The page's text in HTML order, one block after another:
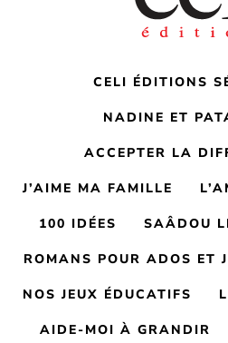
CELI ÉDITIONS
NADINE ET
ACCEPTER LA
J’AIME MA FAMILLE
100 IDÉES SAÂDOU
ROMANS POUR ADOS ET
NOS JEUX ÉDUCATIFS
AIDE-MOI À GRANDIR